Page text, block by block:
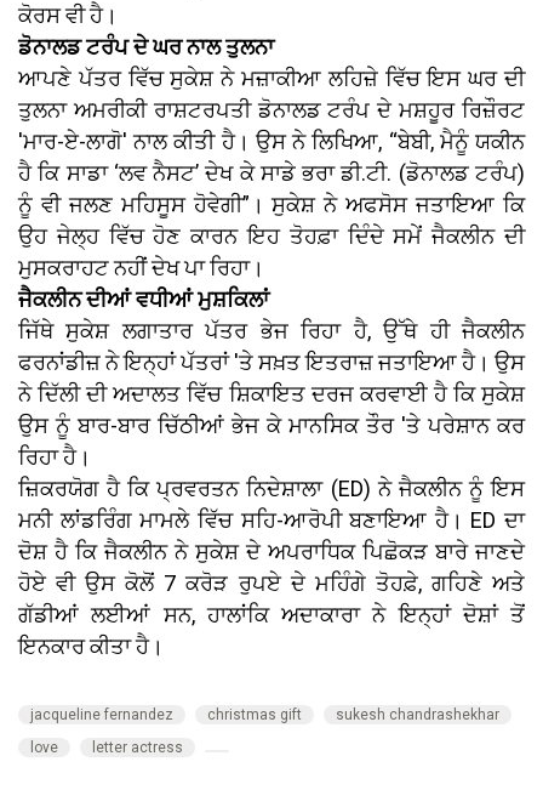
ਕੋਰਸ ਵੀ ਹੈ।
ਡੋਨਾਲਡ ਟਰੰਪ ਦੇ ਘਰ ਨਾਲ ਤੁਲਨਾ
ਆਪਣੇ ਪੱਤਰ ਵਿੱਚ ਸੁਕੇਸ਼ ਨੇ ਮਜ਼ਾਕੀਆ ਲਹਿਜ਼ੇ ਵਿੱਚ ਇਸ ਘਰ ਦੀ
ਤੁਲਨਾ ਅਮਰੀਕੀ ਰਾਸ਼ਟਰਪਤੀ ਡੋਨਾਲਡ ਟਰੰਪ ਦੇ ਮਸ਼ਹੂਰ ਰਿਜ਼ੌਰਟ
'ਮਾਰ-ਏ-ਲਾਗੋ' ਨਾਲ ਕੀਤੀ ਹੈ। ਉਸ ਨੇ ਲਿਖਿਆ, “ਬੇਬੀ, ਮੈਨੂੰ ਯਕੀਨ
ਹੈ ਕਿ ਸਾਡਾ ‘ਲਵ ਨੈਸਟ’ ਦੇਖ ਕੇ ਸਾਡੇ ਭਰਾ ਡੀ.ਟੀ. (ਡੋਨਾਲਡ ਟਰੰਪ)
ਨੂੰ ਵੀ ਜਲਣ ਮਹਿਸੂਸ ਹੋਵੇਗੀ”। ਸੁਕੇਸ਼ ਨੇ ਅਫਸੋਸ ਜਤਾਇਆ ਕਿ
ਉਹ ਜੇਲ੍ਹ ਵਿੱਚ ਹੋਣ ਕਾਰਨ ਇਹ ਤੋਹਫ਼ਾ ਦਿੰਦੇ ਸਮੇਂ ਜੈਕਲੀਨ ਦੀ
ਮੁਸਕਰਾਹਟ ਨਹੀਂ ਦੇਖ ਪਾ ਰਿਹਾ।
ਜੈਕਲੀਨ ਦੀਆਂ ਵਧੀਆਂ ਮੁਸ਼ਕਿਲਾਂ
ਜਿੱਥੇ ਸੁਕੇਸ਼ ਲਗਾਤਾਰ ਪੱਤਰ ਭੇਜ ਰਿਹਾ ਹੈ, ਉੱਥੇ ਹੀ ਜੈਕਲੀਨ
ਫਰਨਾਂਡੀਜ਼ ਨੇ ਇਨ੍ਹਾਂ ਪੱਤਰਾਂ 'ਤੇ ਸਖ਼ਤ ਇਤਰਾਜ਼ ਜਤਾਇਆ ਹੈ। ਉਸ
ਨੇ ਦਿੱਲੀ ਦੀ ਅਦਾਲਤ ਵਿੱਚ ਸ਼ਿਕਾਇਤ ਦਰਜ ਕਰਵਾਈ ਹੈ ਕਿ ਸੁਕੇਸ਼
ਉਸ ਨੂੰ ਬਾਰ-ਬਾਰ ਚਿੱਠੀਆਂ ਭੇਜ ਕੇ ਮਾਨਸਿਕ ਤੌਰ 'ਤੇ ਪਰੇਸ਼ਾਨ ਕਰ
ਰਿਹਾ ਹੈ।
ਜ਼ਿਕਰਯੋਗ ਹੈ ਕਿ ਪ੍ਰਵਰਤਨ ਨਿਦੇਸ਼ਾਲਾ (ED) ਨੇ ਜੈਕਲੀਨ ਨੂੰ ਇਸ
ਮਨੀ ਲਾਂਡਰਿੰਗ ਮਾਮਲੇ ਵਿੱਚ ਸਹਿ-ਆਰੋਪੀ ਬਣਾਇਆ ਹੈ। ED ਦਾ
ਦੋਸ਼ ਹੈ ਕਿ ਜੈਕਲੀਨ ਨੇ ਸੁਕੇਸ਼ ਦੇ ਅਪਰਾਧਿਕ ਪਿਛੋਕੜ ਬਾਰੇ ਜਾਣਦੇ
ਹੋਏ ਵੀ ਉਸ ਕੋਲੋਂ 7 ਕਰੋੜ ਰੁਪਏ ਦੇ ਮਹਿੰਗੇ ਤੋਹਫ਼ੇ, ਗਹਿਣੇ ਅਤੇ
ਗੱਡੀਆਂ ਲਈਆਂ ਸਨ, ਹਾਲਾਂਕਿ ਅਦਾਕਾਰਾ ਨੇ ਇਨ੍ਹਾਂ ਦੋਸ਼ਾਂ ਤੋਂ
ਇਨਕਾਰ ਕੀਤਾ ਹੈ।
jacqueline fernandez christmas gift
sukesh chandrashekhar
love
letter actress